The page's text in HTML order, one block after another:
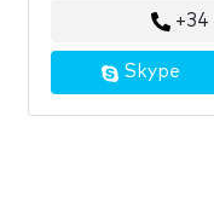
+34
Skype